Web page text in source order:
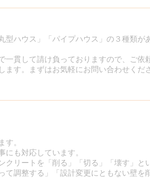
型ハウス」「パイプハウス」の３種類
貫して請け負っておりますので、ご依
す。まずはお気軽にお問い合わせくだ
す。
にも対応しています。
リートを「削る」「切る」「壊す」と
て調整する」「設計変更にともない壁